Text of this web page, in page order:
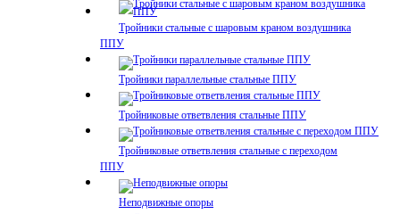
Тройники стальные с шаровым краном воздушника
ППУ
Тройники параллельные стальные ППУ
Тройниковые ответвления стальные ППУ
Тройниковые ответвления стальные с переходом
ППУ
Неподвижные опоры